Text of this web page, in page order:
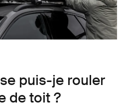
puis-je rouler
de toit ?